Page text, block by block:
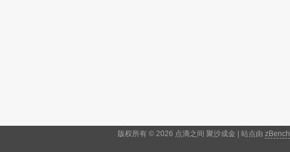
版权所有 © 2026 点滴之间 聚沙成金 | 站点由 zBench